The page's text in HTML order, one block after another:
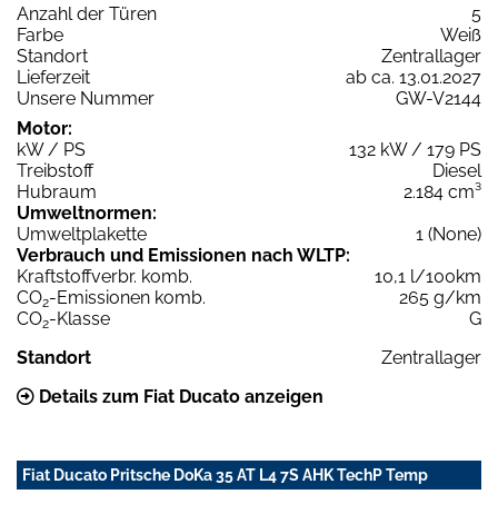
Anzahl der Türen
5
Farbe
Weiß
Standort
Zentrallager
Lieferzeit
ab ca. 13.01.2027
Unsere Nummer
GW-V2144
Motor:
kW / PS
132 kW / 179 PS
Treibstoff
Diesel
Hubraum
2.184 cm³
Umweltnormen:
Umweltplakette
1 (None)
Verbrauch und Emissionen nach WLTP:
Kraftstoffverbr. komb.
10,1 l/100km
CO2-Emissionen komb.
265 g/km
CO2-Klasse
G
Standort
Zentrallager
Details zum Fiat Ducato anzeigen
Fiat Ducato Pritsche DoKa 35 AT L4 7S AHK TechP Temp